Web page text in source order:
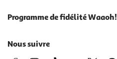
Programme de fidélité Waaoh!
Nous suivre